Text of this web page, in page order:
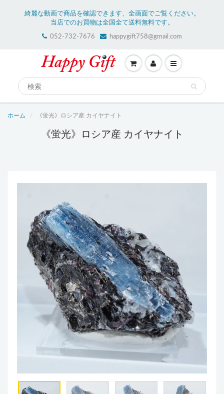
綺麗な動画で商品を確認できます、全画面でご覧ください。
当店でのお買物は全国全て送料無料です。
052-732-7676
happygift758@gmail.com
ホーム 《蛍光》ロシア産 カイヤナイト
《蛍光》ロシア産 カイヤナイト